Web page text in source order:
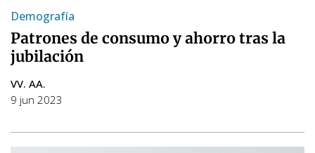
Demografía
Patrones de consumo y ahorro tras la
jubilación
VV. AA.
9 jun 2023